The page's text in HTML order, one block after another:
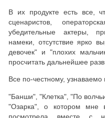
В их продукте есть все,
сценаристов,
убедительные актеры,
намеки, отсутствие ярко
девочек" и "плохих
просчитать дальнейшее
Все по-честному, узнаваемо
"Банши", "Клетка", "По
"Озарка", о котором
посмотрела вместе с